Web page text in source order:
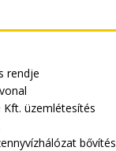
rendje
üzemlétesítés
bővítés